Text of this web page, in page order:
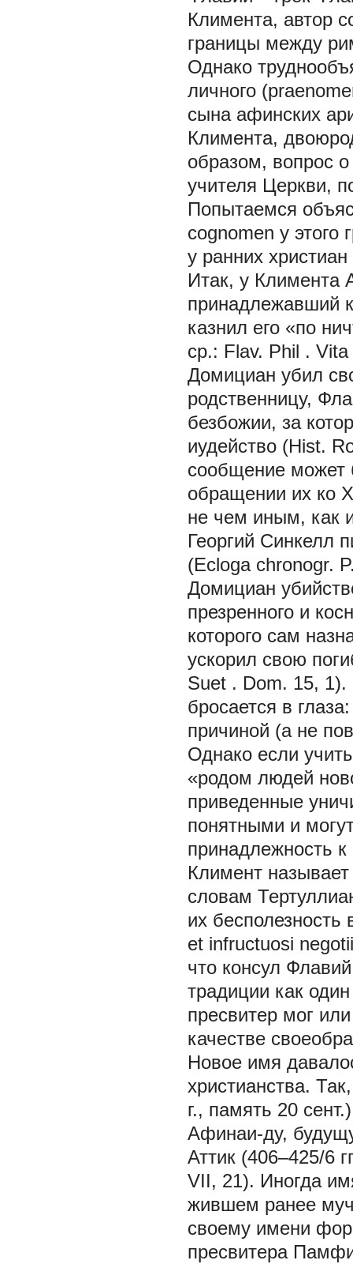
Климента, автор
границы между
Однако
личного
сына афинских
Климента,
образом, вопрос о
учителя Церкви,
Попытаемся
cognomen у этого
у ранних
Итак, у Климента
принадлежавший
казнил его «по
сp.: Flav. Phil .
Домициан убил
родственницу,
безбожии, за
иудейство (Hist.
сообщение может
обращении их ко
не чем иным, как
Георгий Синкелл
(Ecloga chronogr.
Домициан
презренного и
которого сам
ускорил свою
Suet . Dom. 15, 1).
бросается в
причиной (а не
Однако если
«родом людей
приведенные
понятными и
принадлежность
Климент
словам
их бесполезность
et infructuosi
что консул
традиции как
пресвитер мог
качестве
Новое имя
христианства.
г., память 20
Афинаи-ду,
Аттик (406–425/6
VII, 21). Иногда
жившем ранее
своему имени
пресвитера